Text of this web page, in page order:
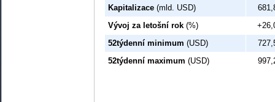
Kapitalizace (mld. USD)
Vývoj za letošní rok (%)
52týdenní minimum (USD)
52týdenní maximum (USD)